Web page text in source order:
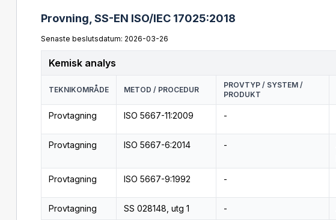
Provning, SS-EN ISO/IEC 17025:2018
Senaste beslutsdatum: 2026-03-26
Kemisk analys
TEKNIKOMRÅDE METOD / PROCEDUR
PROVTYP / SYSTEM /
PRODUKT
Provtagning ISO 5667-11:2009 -
Provtagning ISO 5667-6:2014 -
Provtagning ISO 5667-9:1992 -
Provtagning SS 028148, utg 1 -